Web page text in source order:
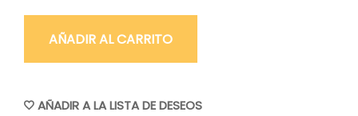
AÑADIR AL CARRITO
AÑADIR A LA LISTA DE DESEOS